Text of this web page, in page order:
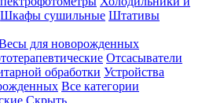
Шкафы сушильные Штативы
для новорожденных
Отсасыватели
обработки Устройства
Все категории
Скрыть